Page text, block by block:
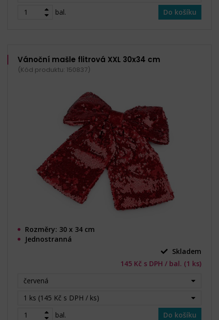
bal. Do košíku
Vánoční mašle flitrová XXL 30x34 cm
(Kód produktu: 150837)
Rozměry: 30 x 34 cm
Jednostranná
Skladem
145 Kč s DPH / bal. (1 ks)
červená
1 ks (145 Kč s DPH / ks)
bal.
Do košíku